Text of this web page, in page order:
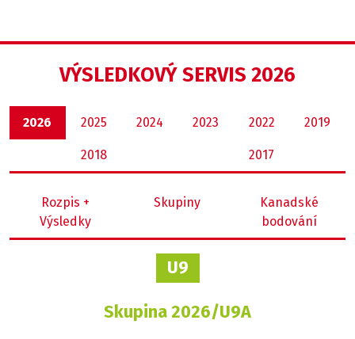
VÝSLEDKOVÝ SERVIS 2026
2026 2025 2024 2023 2022 2019
2018 2017
Rozpis +
Výsledky
Skupiny
Kanadské
bodování
U9
Skupina 2026/U9A